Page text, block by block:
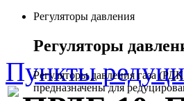
Регуляторы давления
Регуляторы
Регуляторы давления газа
предназначены для
Пункты